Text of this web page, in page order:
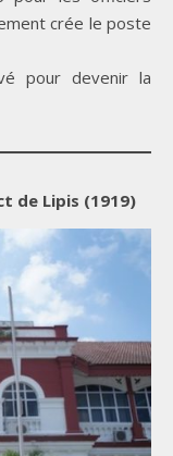
crée le poste
pour devenir la
de Lipis (1919)